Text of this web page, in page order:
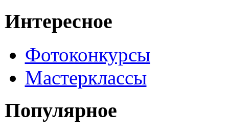
Интересное
Фотоконкурсы
Мастерклассы
Популярное